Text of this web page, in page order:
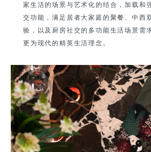
家生活的场景与艺术化的结合，加载和
交功能，满足居者大家庭的聚餐、中西
验，以及厨房社交的多功能生活场景需
更为现代的精英生活理念。